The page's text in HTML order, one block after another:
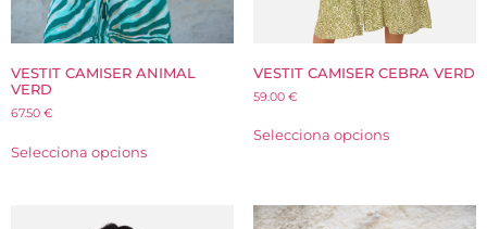
VESTIT CAMISER ANIMAL
VERD
67.50 €
Selecciona opcions
VESTIT CAMISER CEBRA VERD
59.00 €
Selecciona opcions